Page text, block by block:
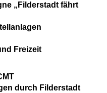
„Filderstadt fährt
Freizeit
durch Filderstadt